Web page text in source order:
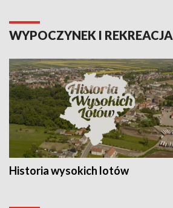
WYPOCZYNEK I REKREACJA
Historia wysokich lotów